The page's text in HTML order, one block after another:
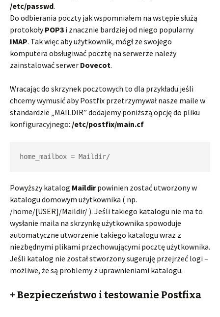
/etc/passwd.
Do odbierania poczty jak wspomniałem na wstępie służą
protokołyPOP3 i znacznie bardziej od niego popularny
IMAP. Tak więc aby użytkownik, mógł ze swojego
komputera obsługiwać pocztę na serwerze należy
zainstalować serwer Dovecot.
Wracając do skrzynek pocztowych to dla przykładu jeśli
chcemy wymusić aby Postfix przetrzymywał nasze maile w
standardzie „MAILDIR” dodajemy poniższą opcję do pliku
konfiguracyjnego: /etc/postfix/main.cf
home_mailbox = Maildir/
Powyższy katalog Maildirpowinien zostać utworzony w
katalogu domowym użytkownika ( np.
/home/[USER]/Maildir/ ). Jeśli takiego katalogu nie ma to
wysłanie maila na skrzynkę użytkownika spowoduje
automatyczne utworzenie takiego katalogu wraz z
niezbędnymi plikami przechowującymi pocztę użytkownika.
Jeśli katalog nie został stworzony sugeruję przejrzeć logi –
możliwe, że są problemy z uprawnieniami katalogu.
+ Bezpieczeństwo i testowanie Postfixa